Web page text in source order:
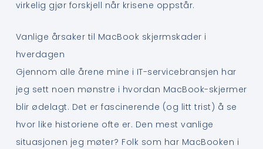
virkelig gjør forskjell når krisene oppstår.
Vanlige årsaker til MacBook skjermskader i
hverdagen
Gjennom alle årene mine i IT-servicebransjen har
jeg sett noen mønstre i hvordan MacBook-skjermer
blir ødelagt. Det er fascinerende (og litt trist) å se
hvor like historiene ofte er. Den mest vanlige
situasjonen jeg møter? Folk som har MacBooken i